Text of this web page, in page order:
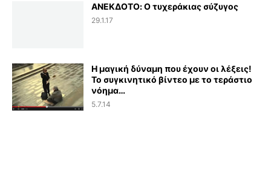
ΑΝΕΚΔΟΤΟ: Ο τυχεράκιας σύζυγος
29.1.17
Η μαγική δύναμη που έχουν οι λέξεις!
Το συγκινητικό βίντεο με το τεράστιο
νόημα…
5.7.14